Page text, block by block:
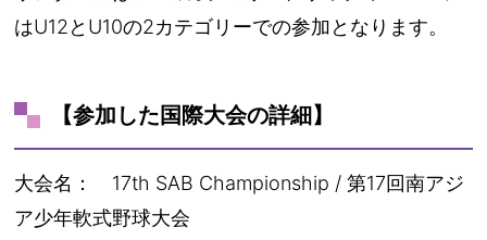
はU12とU10の2カテゴリーでの参加となります。
【参加した国際大会の詳細】
大会名： 17th SAB Championship / 第17回南アジ
ア少年軟式野球大会